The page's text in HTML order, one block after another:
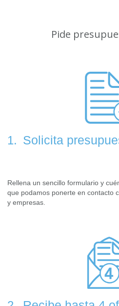
Pide
1. Solicita
Rellena un sencillo formulario y
que podamos ponerte en contacto
y empresas.